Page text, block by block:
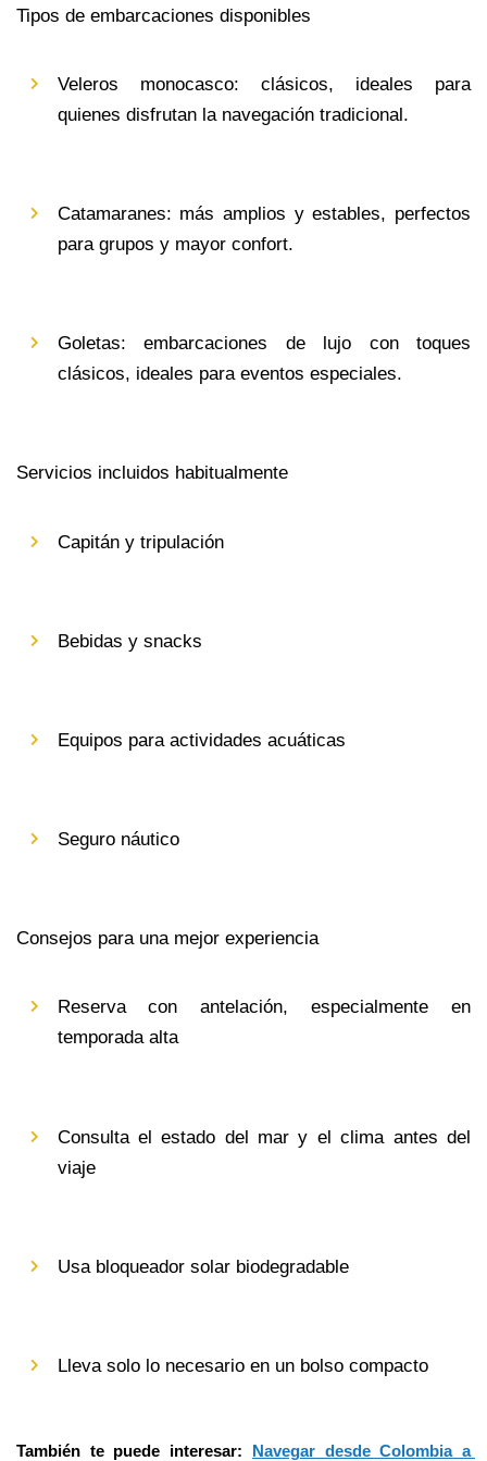
Tipos de embarcaciones disponibles
Veleros monocasco: clásicos, ideales para
quienes disfrutan la navegación tradicional.
Catamaranes: más amplios y estables, perfectos
para grupos y mayor confort.
Goletas: embarcaciones de lujo con toques
clásicos, ideales para eventos especiales.
Servicios incluidos habitualmente
Capitán y tripulación
Bebidas y snacks
Equipos para actividades acuáticas
Seguro náutico
Consejos para una mejor experiencia
Reserva con antelación, especialmente en
temporada alta
Consulta el estado del mar y el clima antes del
viaje
Usa bloqueador solar biodegradable
Lleva solo lo necesario en un bolso compacto
También te puede interesar: Navegar desde Colombia a